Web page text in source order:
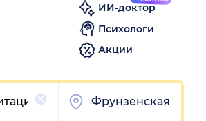
ИИ-доктор
Психологи
Акции
Фрунзенская